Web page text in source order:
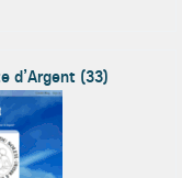
d’Argent (33)